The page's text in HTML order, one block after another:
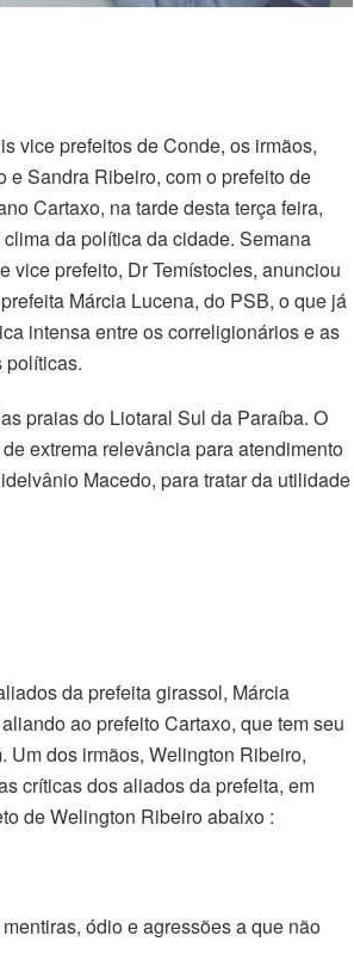
vice prefeitos de Conde, os irmãos,
e Sandra Ribeiro, com o prefeito de
Cartaxo, na tarde desta terça feira,
da política da cidade. Semana
vice prefeito, Dr Temístocles, anunciou
Márcia Lucena, do PSB, o que já
intensa entre os correligionários e as
políticas.
praias do Liotaral Sul da Paraíba. O
extrema relevância para atendimento
Macedo, para tratar da utilidade
da prefeita girassol, Márcia
ao prefeito Cartaxo, que tem seu
Um dos irmãos, Welington Ribeiro,
críticas dos aliados da prefeita, em
de Welington Ribeiro abaixo :
ódio e agressões a que não